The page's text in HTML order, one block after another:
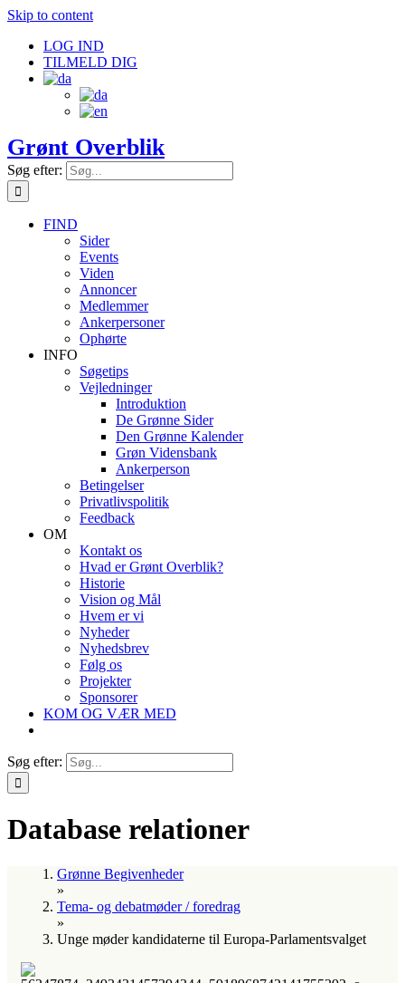
Skip to content
LOG IND
TILMELD DIG
Grønt Overblik
Søg efter:
FIND
Sider
Events
Viden
Annoncer
Medlemmer
Ankerpersoner
Ophørte
INFO
Søgetips
Vejledninger
Introduktion
De Grønne Sider
Den Grønne Kalender
Grøn Vidensbank
Ankerperson
Betingelser
Privatlivspolitik
Feedback
OM
Kontakt os
Hvad er Grønt Overblik?
Historie
Vision og Mål
Hvem er vi
Nyheder
Nyhedsbrev
Følg os
Projekter
Sponsorer
KOM OG VÆR MED
Søg efter:
Database relationer
Grønne Begivenheder
»
Tema- og debatmøder / foredrag
»
Unge møder kandidaterne til Europa-Parlamentsvalget